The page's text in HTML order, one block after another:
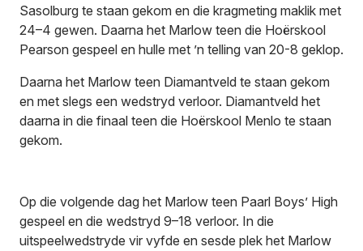
Sasolburg te staan gekom en die kragmeting maklik met
24–4 gewen. Daarna het Marlow teen die Hoërskool
Pearson gespeel en hulle met ’n telling van 20-8 geklop.
Daarna het Marlow teen Diamantveld te staan gekom
en met slegs een wedstryd verloor. Diamantveld het
daarna in die finaal teen die Hoërskool Menlo te staan
gekom.
Op die volgende dag het Marlow teen Paarl Boys’ High
gespeel en die wedstryd 9–18 verloor. In die
uitspeelwedstryde vir vyfde en sesde plek het Marlow